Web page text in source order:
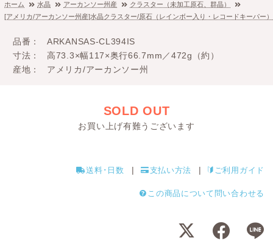
ホーム 水晶 アーカンソー州産
クラスター（未加工原石、群晶）
[アメリカ/アーカンソー州産]水晶クラスター/原石（レインボー入り・レコードキーパー）
品番
ARKANSAS-CL394IS
寸法
高73.3×幅117×奥行66.7mm／472g（約）
産地
アメリカ/アーカンソー州
SOLD OUT
お買い上げ有難うございます
送料･日数 支払い方法 ご利用ガイド
この商品について問い合わせる